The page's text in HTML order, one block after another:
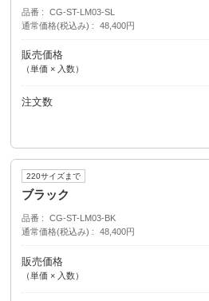
品番
CG-ST-LM03-SL
通常価格(税込み)
48,400円
販売価格
（単価 × 入数）
注文数
220サイズまで
ブラック
品番
CG-ST-LM03-BK
通常価格(税込み)
48,400円
販売価格
（単価 × 入数）